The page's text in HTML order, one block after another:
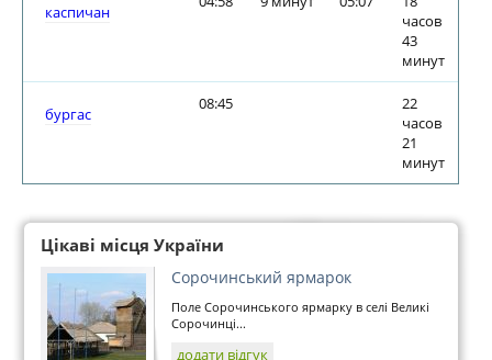
каспичан
часов
43
минут
бургас
08:45
22
часов
21
минут
Цікаві місця України
Сорочинський ярмарок
Поле Сорочинського ярмарку в селі Великі
Сорочинці...
додати відгук